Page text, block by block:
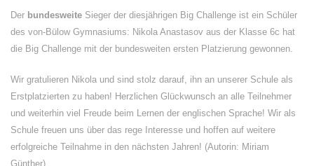
Der bundesweite Sieger der diesjährigen Big Challenge ist ein Schüler
des von-Bülow Gymnasiums: Nikola Anastasov aus der Klasse 6c hat
die Big Challenge mit der bundesweiten ersten Platzierung gewonnen.
Wir gratulieren Nikola und sind stolz darauf, ihn an unserer Schule als
Erstplatzierten zu haben! Herzlichen Glückwunsch an alle Teilnehmer
und weiterhin viel Freude beim Lernen der englischen Sprache! Wir als
Schule freuen uns über das rege Interesse und hoffen auf weitere
erfolgreiche Teilnahme in den nächsten Jahren! (Autorin: Miriam
Günther)